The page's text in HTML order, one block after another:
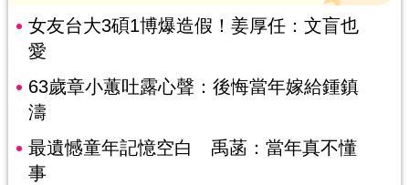
女友台大3碩1博爆造假！姜厚任：文盲也
愛
63歲章小蕙吐露心聲：後悔當年嫁給鍾鎮
濤
最遺憾童年記憶空白 禹菡：當年真不懂
事